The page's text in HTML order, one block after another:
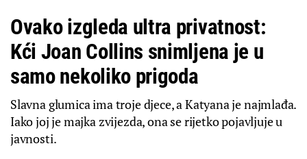
Ovako izgleda ultra privatnost:
Kći Joan Collins snimljena je u
samo nekoliko prigoda
Slavna glumica ima troje djece, a Katyana je najmlađa.
Iako joj je majka zvijezda, ona se rijetko pojavljuje u
javnosti.